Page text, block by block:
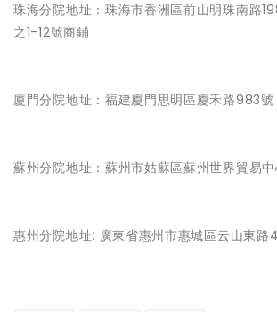
珠海分院地址：珠海市香洲區前山明珠南路
之1-12號商鋪
廈門分院地址：福建廈門思明區廈禾路983
蘇州分院地址：蘇州市姑蘇區蘇州世界貿易
惠州分院地址: 廣東省惠州市惠城區云山東路